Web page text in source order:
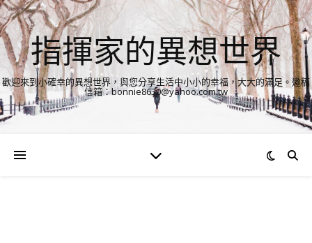
指揮家的異想世界
歡迎來到小確幸的異想世界，與您分享生活中小小的幸福，大大的滿足。邀稿
信箱：bonnie8630@yahoo.com.tw